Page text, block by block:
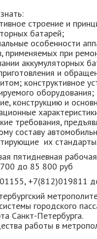
строение и
батарей;
особенности
применяемых при
аккумуляторных
и
конструктивное
оборудования;
конструкцию и
требования,
составу
их
пятидневная
до 85 800 руб
+7(812)019811
городского
Санкт-Петербурга.
работы в